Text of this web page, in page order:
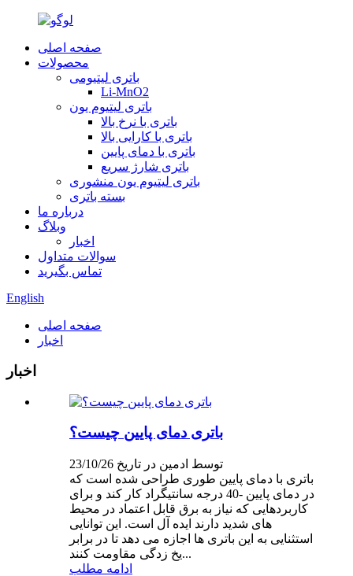
صفحه اصلی
محصولات
باتری لیتیومی
Li-MnO2
باتری لیتیوم یون
باتری با نرخ بالا
باتری با کارایی بالا
باتری با دمای پایین
باتری شارژ سریع
باتری لیتیوم یون منشوری
بسته باتری
درباره ما
وبلاگ
اخبار
سوالات متداول
تماس بگیرید
English
صفحه اصلی
اخبار
اخبار
باتری دمای پایین چیست؟
توسط ادمین در تاریخ 23/10/26
باتری با دمای پایین طوری طراحی شده است که
در دمای پایین -40 درجه سانتیگراد کار کند و برای
کاربردهایی که نیاز به برق قابل اعتماد در محیط
های شدید دارند ایده آل است. این توانایی
استثنایی به این باتری ها اجازه می دهد تا در برابر
یخ زدگی مقاومت کنند...
ادامه مطلب